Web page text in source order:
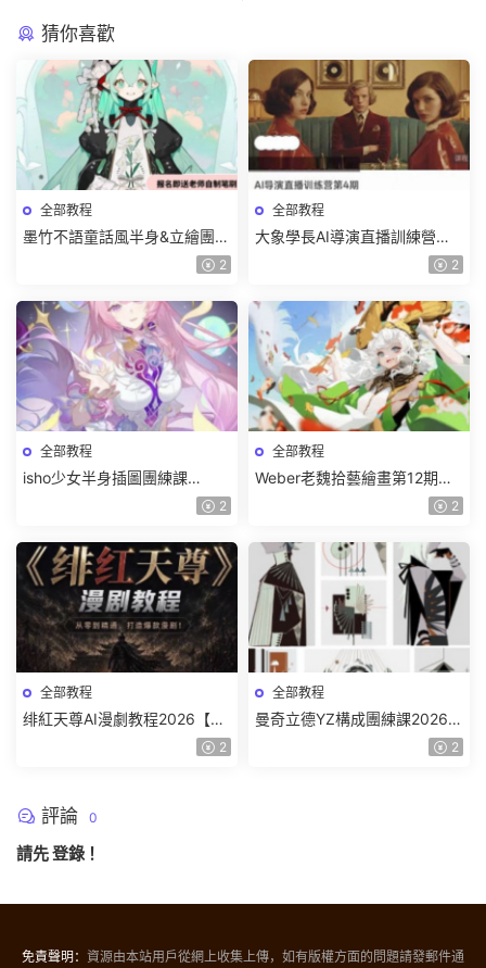
猜你喜歡
全部教程
墨竹不語童話風半身&立繪團練
課2026【畫質高清有課件筆 2
全部教程
大象學長AI導演直播訓練營第4
期2026【畫質高清有資料】 2
全部教程
isho少女半身插圖團練課
2026【畫質高清隻有視頻】 2
全部教程
Weber老魏拾藝繪畫第12期角
色特訓班【畫質不錯隻有視
2
全部教程
绯紅天尊AI漫劇教程2026【畫
2
全部教程
曼奇立德YZ構成團練課2026年
8月已結課【畫質高清有課件】
2
評論 0
請先登錄 ！
免責聲明： 資源由本站用戶從網上收集上傳，如有版權方面的問題請發郵件通